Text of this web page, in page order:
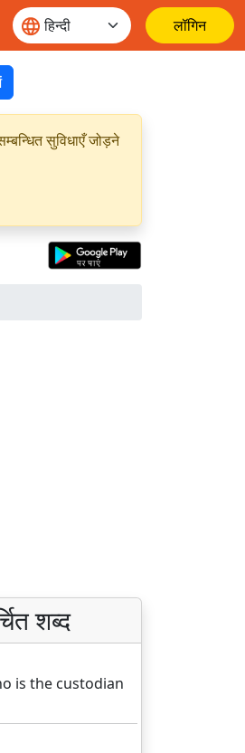
लॉगिन
सुविधाएँ जोड़ने
शब्द
is the custodian